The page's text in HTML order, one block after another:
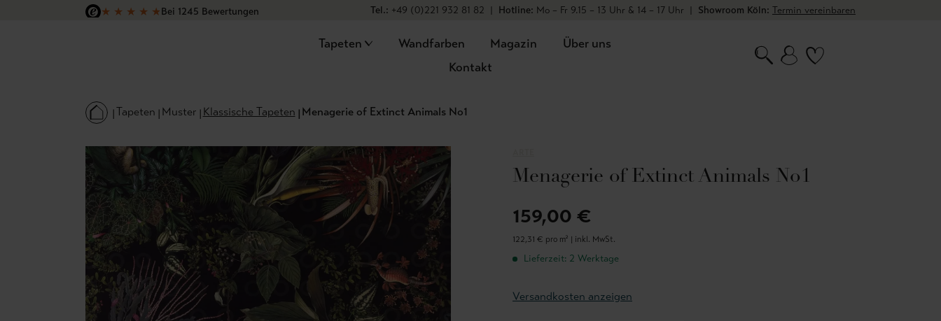
Hauptinhalt springen
Zur Suche springen
Zur Hauptnavigation springen
★ ★ ★ ★ ★Bei 1245 Bewertungen
Tel.: +49 (0)221 932 81 82 | Hotline: Mo – Fr 9.15 – 13 Uhr & 14 – 17 Uhr | Showroom Köln: Termin vereinbaren
Tapeten Wandfarben Magazin
Über uns
Kontakt
Tapeten Muster Klassische Tapeten Menagerie of Extinct Animals No1
Menagerie of Extinct Animals No1
159,00 €
122,31 € pro m² | inkl. MwSt.
Lieferzeit: 2 Werktage
Versandkosten anzeigen